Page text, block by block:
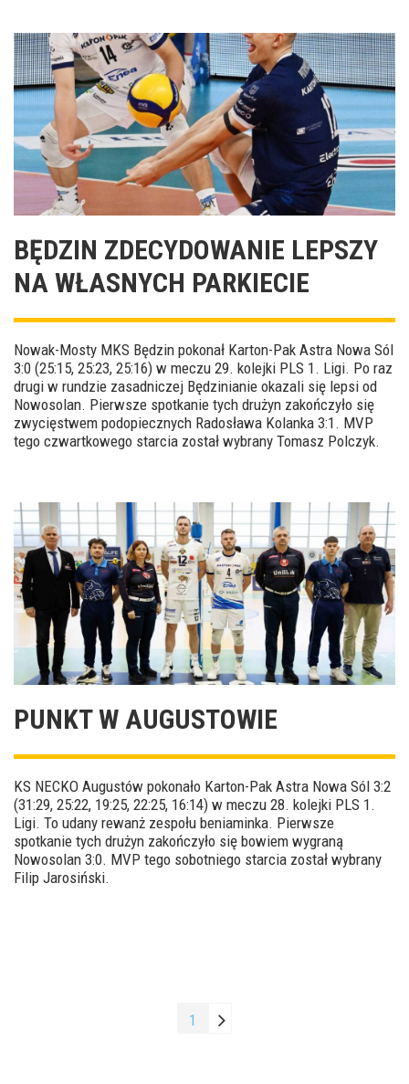
BĘDZIN ZDECYDOWANIE LEPSZY
NA WŁASNYCH PARKIECIE
Nowak-Mosty MKS Będzin pokonał Karton-Pak Astra Nowa Sól
3:0 (25:15, 25:23, 25:16) w meczu 29. kolejki PLS 1. Ligi. Po raz
drugi w rundzie zasadniczej Będzinianie okazali się lepsi od
Nowosolan. Pierwsze spotkanie tych drużyn zakończyło się
zwycięstwem podopiecznych Radosława Kolanka 3:1. MVP
tego czwartkowego starcia został wybrany Tomasz Polczyk.
PUNKT W AUGUSTOWIE
KS NECKO Augustów pokonało Karton-Pak Astra Nowa Sól 3:2
(31:29, 25:22, 19:25, 22:25, 16:14) w meczu 28. kolejki PLS 1.
Ligi. To udany rewanż zespołu beniaminka. Pierwsze
spotkanie tych drużyn zakończyło się bowiem wygraną
Nowosolan 3:0. MVP tego sobotniego starcia został wybrany
Filip Jarosiński.
1